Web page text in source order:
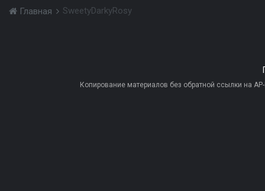
Главная SweetyDarkyRosy
Копирование материалов без обратной ссылки на